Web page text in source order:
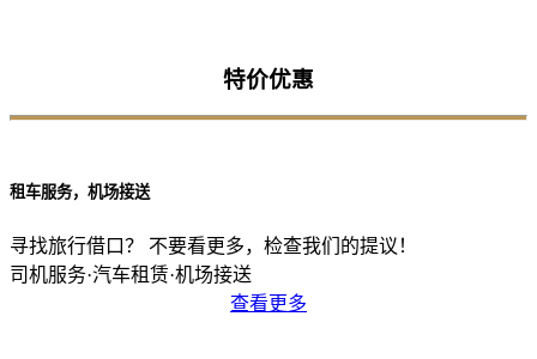
特价优惠
租车服务，机场接送
寻找旅行借口？ 不要看更多，检查我们的提议！
司机服务·汽车租赁·机场接送
查看更多